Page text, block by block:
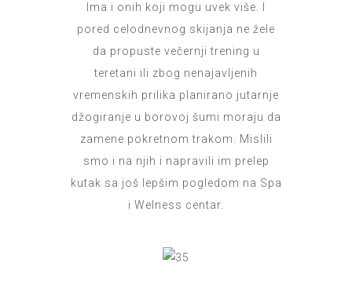
Ima i onih koji mogu uvek više. I
pored celodnevnog skijanja ne žele
da propuste večernji trening u
teretani ili zbog nenajavljenih
vremenskih prilika planirano jutarnje
džogiranje u borovoj šumi moraju da
zamene pokretnom trakom. Mislili
smo i na njih i napravili im prelep
kutak sa još lepšim pogledom na Spa
i Welness centar.